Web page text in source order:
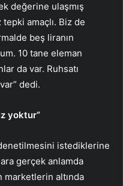
değerine ulaşmış
amaçlı. Biz de
beş liranın
10 tane eleman
da var. Ruhsatı
dedi.
yoktur”
istediklerine
gerçek anlamda
marketlerin altında